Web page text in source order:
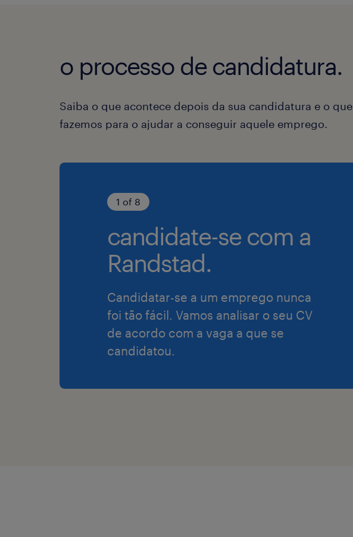
o processo de candidatura.
Saiba o que acontece depois da sua candidatura e o que
fazemos para o ajudar a conseguir aquele emprego.
1 of 8
candidate-se com a
Randstad.
Candidatar-se a um emprego nunca
foi tão fácil. Vamos analisar o seu CV
de acordo com a vaga a que se
candidatou.